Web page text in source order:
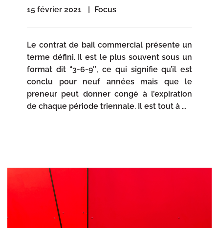
15 février 2021 Focus
Le contrat de bail commercial présente un
terme défini. Il est le plus souvent sous un
format dit “3-6-9″, ce qui signifie qu’il est
conclu pour neuf années mais que le
preneur peut donner congé à l’expiration
de chaque période triennale. Il est tout à …